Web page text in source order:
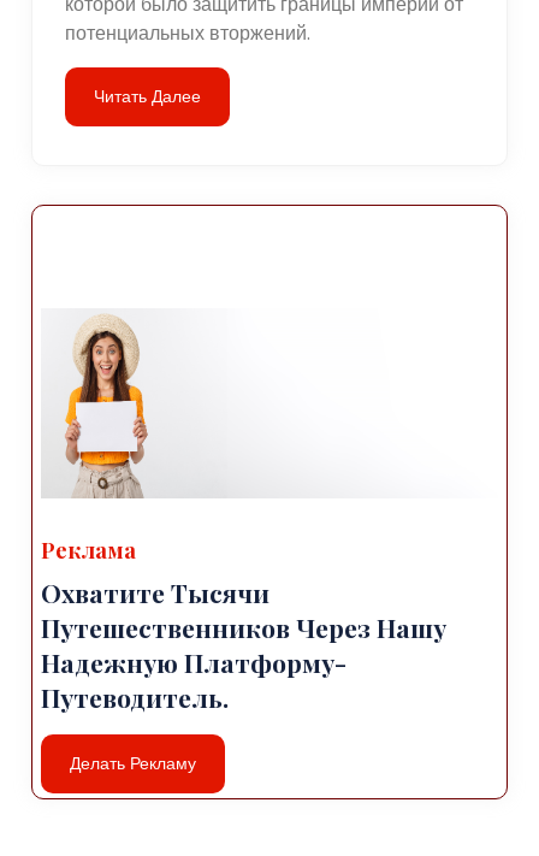
потенциальных вторжений.
Читать Далее
Реклама
Охватите Тысячи
Путешественников Через Нашу
Надежную Платформу-
Путеводитель.
Делать Рекламу